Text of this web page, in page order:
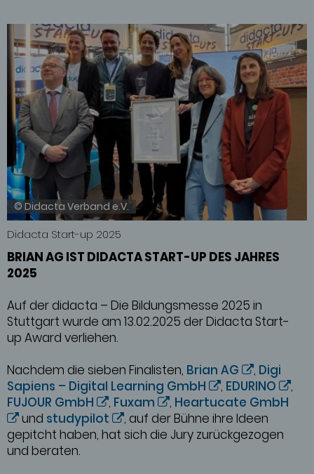
© Didacta Verband e.V.
Didacta Start-up 2025
BRIAN AG IST DIDACTA START-UP DES JAHRES
2025
Auf der didacta – Die Bildungsmesse 2025 in
Stuttgart wurde am 13.02.2025 der Didacta Start-
up Award verliehen.
Nachdem die sieben Finalisten, Brian AG , Digi
Sapiens – Digital Learning GmbH
, EDURINO
,
FUJOUR GmbH
, Fuxam , Heartucate GmbH
und studypilot
, auf der Bühne ihre Ideen
gepitcht haben, hat sich die Jury zurückgezogen
und beraten.